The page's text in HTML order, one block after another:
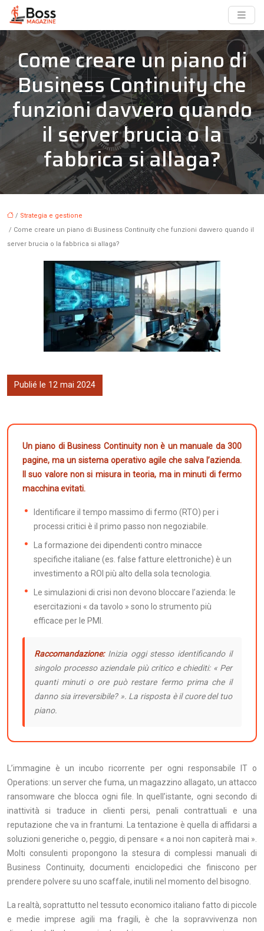
Come creare un piano di
Business Continuity che
funzioni davvero quando
il server brucia o la
fabbrica si allaga?
/ Strategia e gestione
/ Come creare un piano di Business Continuity che funzioni davvero quando il
server brucia o la fabbrica si allaga?
Publié le 12 mai 2024
Un piano di Business Continuity non è un manuale da 300
pagine, ma un sistema operativo agile che salva l’azienda.
Il suo valore non si misura in teoria, ma in minuti di fermo
macchina evitati.
Identificare il tempo massimo di fermo (RTO) per i
processi critici è il primo passo non negoziabile.
La formazione dei dipendenti contro minacce
specifiche italiane (es. false fatture elettroniche) è un
investimento a ROI più alto della sola tecnologia.
Le simulazioni di crisi non devono bloccare l’azienda: le
esercitazioni « da tavolo » sono lo strumento più
efficace per le PMI.
Raccomandazione:Inizia oggi stesso identificando il
singolo processo aziendale più critico e chiediti: « Per
quanti minuti o ore può restare fermo prima che il
danno sia irreversibile? ». La risposta è il cuore del tuo
piano.
L’immagine è un incubo ricorrente per ogni responsabile IT o
Operations: un server che fuma, un magazzino allagato, un attacco
ransomware che blocca ogni file. In quell’istante, ogni secondo di
inattività si traduce in clienti persi, penali contrattuali e una
reputazione che va in frantumi. La tentazione è quella di affidarsi a
soluzioni generiche o, peggio, di pensare « a noi non capiterà mai ».
Molti consulenti propongono la stesura di complessi manuali di
Business Continuity, documenti enciclopedici che finiscono per
prendere polvere su uno scaffale, inutili nel momento del bisogno.
La realtà, soprattutto nel tessuto economico italiano fatto di piccole
e medie imprese agili ma fragili, è che la sopravvivenza non